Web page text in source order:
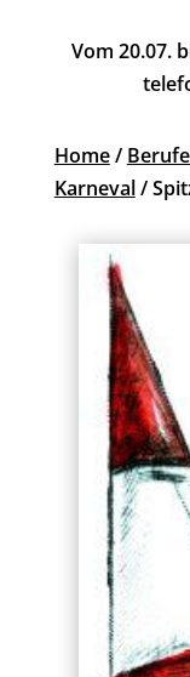
Vom 20.07.
Home/
Karneval/